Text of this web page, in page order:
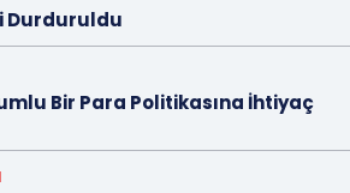
Durduruldu
Bir Para Politikasına İhtiyaç